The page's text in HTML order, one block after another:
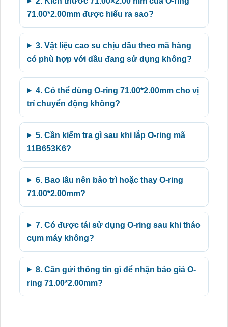
71.00*2.00mm được hiểu ra sao?
3. Vật liệu cao su chịu dầu theo mã hàng
có phù hợp với dầu đang sử dụng không?
4. Có thể dùng O-ring 71.00*2.00mm cho vị
trí chuyển động không?
5. Cần kiểm tra gì sau khi lắp O-ring mã
11B653K6?
6. Bao lâu nên bảo trì hoặc thay O-ring
71.00*2.00mm?
7. Có được tái sử dụng O-ring sau khi tháo
cụm máy không?
8. Cần gửi thông tin gì để nhận báo giá O-
ring 71.00*2.00mm?